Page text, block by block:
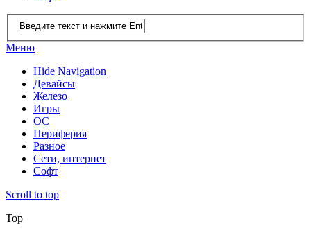
Меню
Hide Navigation
Девайсы
Железо
Игры
ОС
Периферия
Разное
Сети, интернет
Софт
Scroll to top
Top